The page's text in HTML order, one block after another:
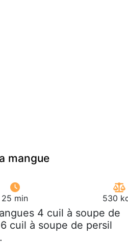
mangue
25 min 530
4 cuil à soupe de
cuil à soupe de persil